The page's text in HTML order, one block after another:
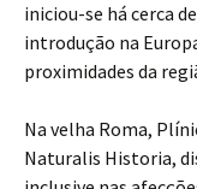
iniciou-se há cerca
introdução na
proximidades da
Na velha Roma,
Naturalis Historia,